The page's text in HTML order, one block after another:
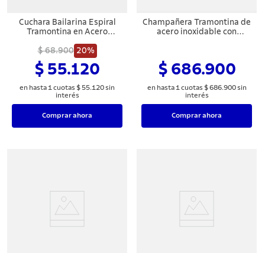
Cuchara Bailarina Espiral
Tramontina en Acero
$ 68.900 20%
$ 55.120
en hasta 1 cuotas $ 55.120sin
interés
Comprar ahora
Champañera Tramontina de
acero inoxidable con
$ 686.900
en hasta 1 cuotas $ 686.900sin
interés
Comprar ahora